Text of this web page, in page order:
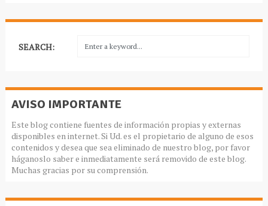
SEARCH:
AVISO IMPORTANTE
Este blog contiene fuentes de información propias y externas
disponibles en internet. Si Ud. es el propietario de alguno de esos
contenidos y desea que sea eliminado de nuestro blog, por favor
háganoslo saber e inmediatamente será removido de este blog.
Muchas gracias por su comprensión.